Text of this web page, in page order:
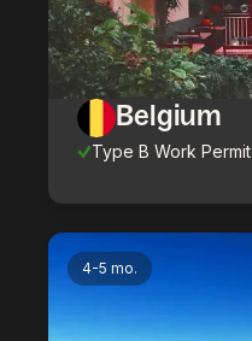
Belgium
Type B Work Permit
4-5 mo.